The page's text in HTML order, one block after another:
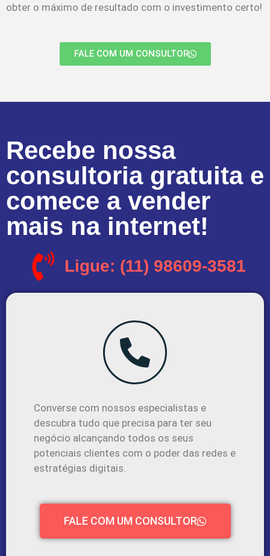
obter o máximo de resultado com o investimento certo!
FALE COM UM CONSULTOR
Recebe nossa
consultoria gratuita e
comece a vender
mais na internet!
Ligue: (11) 98609-3581
Converse com nossos especialistas e
descubra tudo que precisa para ter seu
negócio alcançando todos os seus
potenciais clientes com o poder das redes e
estratégias digitais.
FALE COM UM CONSULTOR